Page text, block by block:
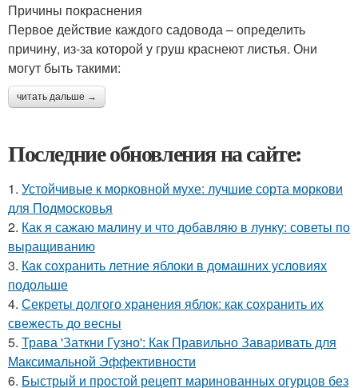
Причины покраснения
Первое действие каждого садовода – определить
причину, из-за которой у груш краснеют листья. Они
могут быть такими:
читать дальше →
Последние обновления на сайте:
1. Устойчивые к морковной мухе: лучшие сорта моркови
для Подмосковья
2. Как я сажаю малину и что добавляю в лунку: советы по
выращиванию
3. Как сохранить летние яблоки в домашних условиях
подольше
4. Секреты долгого хранения яблок: как сохранить их
свежесть до весны
5. Трава 'Заткни Гузно': Как Правильно Заваривать для
Максимальной Эффективности
6. Быстрый и простой рецепт маринованных огурцов без